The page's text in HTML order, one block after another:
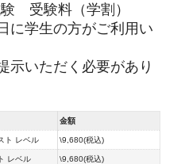
受験料（学割）
に学生の方がご利用い
示いただく必要があり
金額
ト レベル \9,680(税込)
レベル \9,680(税込)